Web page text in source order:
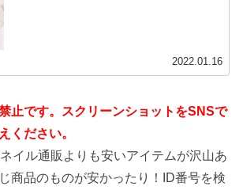
2022.01.16
止です。スクリーンショットをSNSで
ください。
イル通販よりも安いアイテムが沢山あ
商品のものが安かったり！ID番号を検